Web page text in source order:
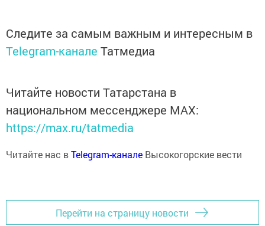
Следите за самым важным и интересным в
Telegram-канале Татмедиа
Читайте новости Татарстана в
национальном мессенджере MАХ:
https://max.ru/tatmedia
Читайте нас вTelegram-канале Высокогорские вести
Перейти на страницу новости